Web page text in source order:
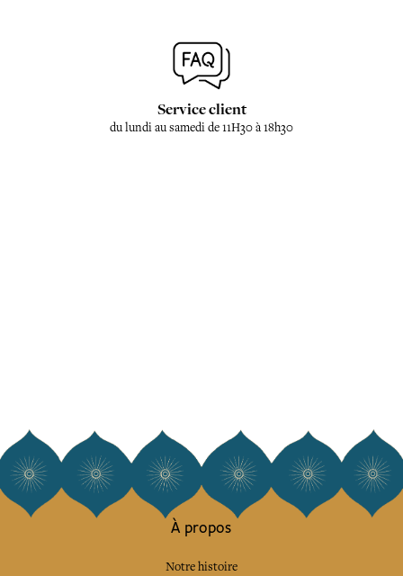
Service client
du lundi au samedi de 11H30 à 18h30
À propos
Notre histoire